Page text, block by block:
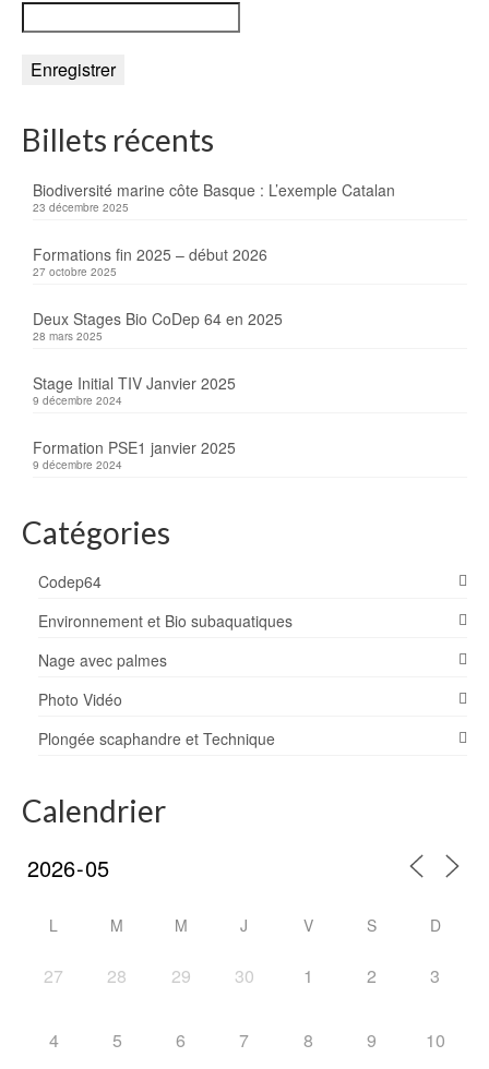
Billets récents
Biodiversité marine côte Basque : L’exemple Catalan
23 décembre 2025
Formations fin 2025 – début 2026
27 octobre 2025
Deux Stages Bio CoDep 64 en 2025
28 mars 2025
Stage Initial TIV Janvier 2025
9 décembre 2024
Formation PSE1 janvier 2025
9 décembre 2024
Catégories
Codep64
Environnement et Bio subaquatiques
Nage avec palmes
Photo Vidéo
Plongée scaphandre et Technique
Calendrier
L M M J V S D
27 28 29 30 1 2 3
4 5 6 7 8 9 10